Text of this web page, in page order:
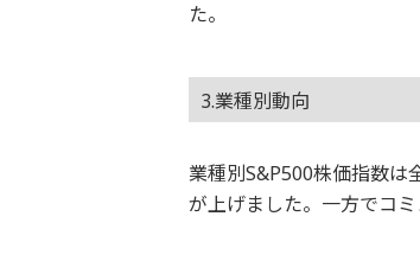
た。
3.業種別動向
業種別S&P500株価指数は
が上げました。一方でコ